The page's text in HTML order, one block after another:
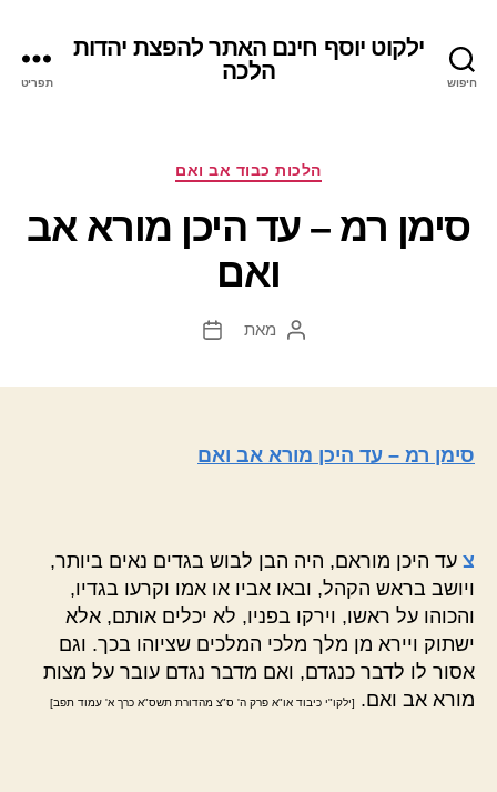
חיפוש
ילקוט יוסף חינם האתר להפצת יהדות
הלכה
תפריט
קטגוריות
הלכות כבוד אב ואם
סימן רמ – עד היכן מורא אב
ואם
המחבר
מאת
תאריך
סימן רמ – עד היכן מורא אב ואם
צ עד היכן מוראם, היה הבן לבוש בגדים נאים ביותר,
ויושב בראש הקהל, ובאו אביו או אמו וקרעו בגדיו,
והכוהו על ראשו, וירקו בפניו, לא יכלים אותם, אלא
ישתוק ויירא מן מלך מלכי המלכים שציוהו בכך. וגם
אסור לו לדבר כנגדם, ואם מדבר נגדם עובר על מצות
מורא אב ואם.
[ילקו"י כיבוד או"א פרק ה' ס"צ מהדורת תשס"א כרך א' עמוד תפב]